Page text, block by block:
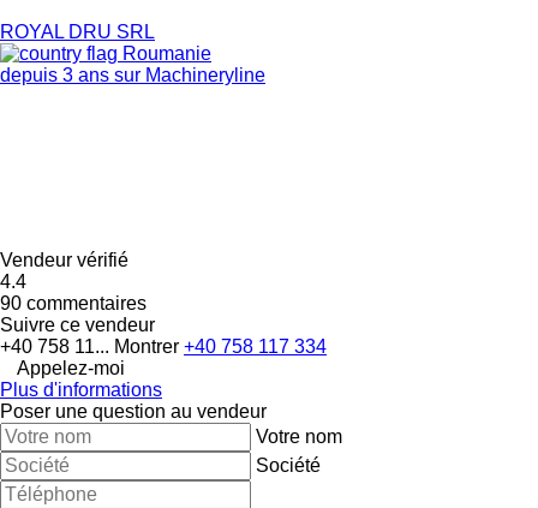
ROYAL DRU SRL
Roumanie
depuis 3 ans sur Machineryline
Vendeur vérifié
4.4
90 commentaires
Suivre ce vendeur
+40 758 11... Montrer +40 758 117 334
Appelez-moi
Plus d'informations
Poser une question au vendeur
Votre nom
Société